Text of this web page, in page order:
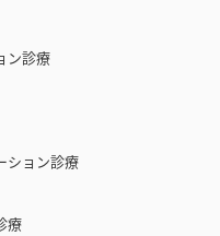
ン診療
ョン診療
療